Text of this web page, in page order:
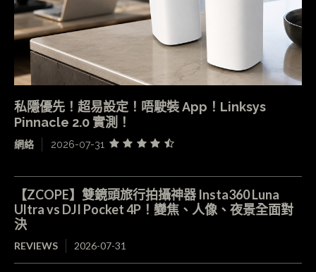
私隱優先！超易設定！唔駛裝 App！Linksys
Pinnacle 2.0 實測！
網絡 2026-07-31
【ZCOPE】雙鏡頭旅行拍攝神器 Insta360 Luna
Ultra vs DJI Pocket 4P！變焦、人像、夜景全面對
決
REVIEWS 2026-07-31